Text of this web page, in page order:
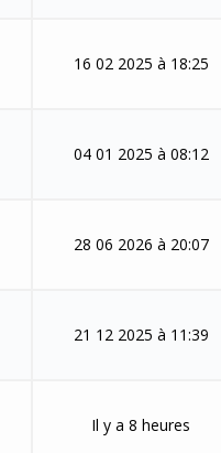
16 02 2025 à 18:25
04 01 2025 à 08:12
28 06 2026 à 20:07
21 12 2025 à 11:39
Il y a 8 heures